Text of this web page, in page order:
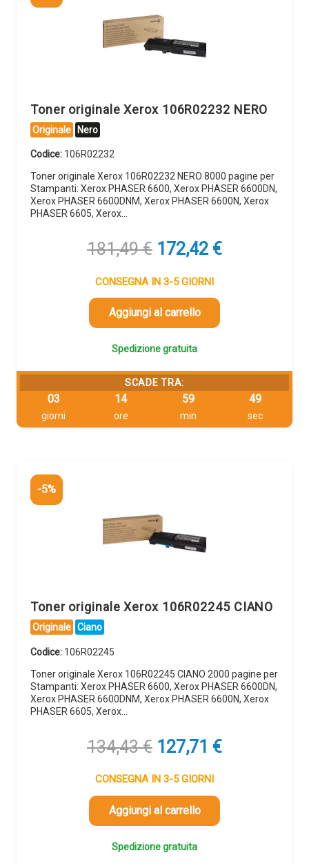
Toner originale Xerox 106R02232 NERO
Originale Nero
Codice: 106R02232
Toner originale Xerox 106R02232 NERO 8000 pagine per
Stampanti: Xerox PHASER 6600, Xerox PHASER 6600DN,
Xerox PHASER 6600DNM, Xerox PHASER 6600N, Xerox
PHASER 6605, Xerox…
181,49€ Il
originale
era:
181,49 €.
172,42 €Il
CONSEGNA IN 3-5 GIORNI
Aggiungi al carrello
Spedizione gratuita
SCADE TRA:
03
giorni
14
ore
59
min
48
sec
-5%
Toner originale Xerox 106R02245 CIANO
Originale Ciano
Codice: 106R02245
Toner originale Xerox 106R02245 CIANO 2000 pagine per
Stampanti: Xerox PHASER 6600, Xerox PHASER 6600DN,
Xerox PHASER 6600DNM, Xerox PHASER 6600N, Xerox
PHASER 6605, Xerox…
134,43€ Il
originale
era:
134,43 €.
127,71 €Il
CONSEGNA IN 3-5 GIORNI
Aggiungi al carrello
Spedizione gratuita